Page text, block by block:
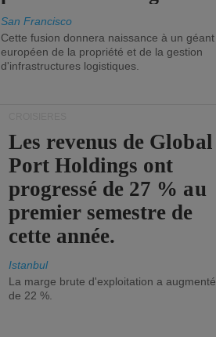
San Francisco
Cette fusion donnera naissance à un géant
européen de la propriété et de la gestion
d'infrastructures logistiques.
Les revenus de Global
Port Holdings ont
progressé de 27 % au
premier semestre de
cette année.
Istanbul
La marge brute d'exploitation a augmenté
de 22 %.